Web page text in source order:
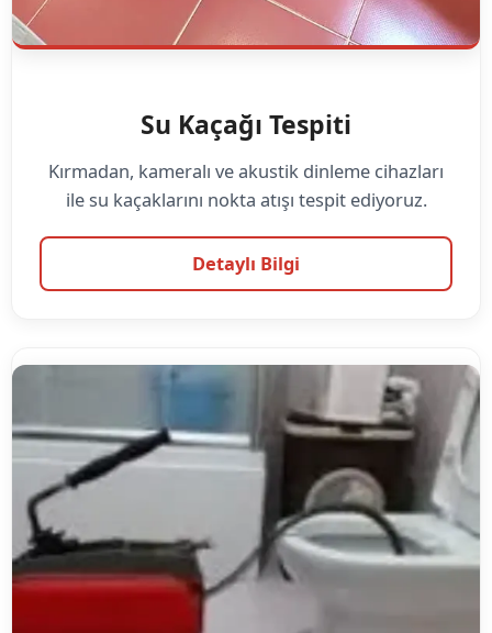
Su Kaçağı Tespiti
Kırmadan, kameralı ve akustik dinleme cihazları
ile su kaçaklarını nokta atışı tespit ediyoruz.
Detaylı Bilgi